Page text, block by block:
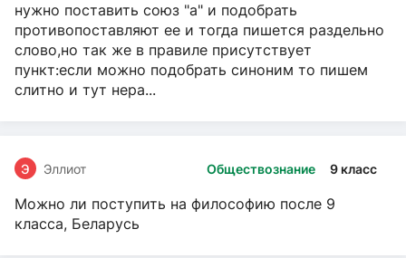
нужно поставить союз "а" и подобрать
противопоставляют ее и тогда пишется раздельно
слово,но так же в правиле присутствует
пункт:если можно подобрать синоним то пишем
слитно и тут нера...
Обществознание 9 класс
Э Эллиот
Можно ли поступить на философию после 9
класса, Беларусь